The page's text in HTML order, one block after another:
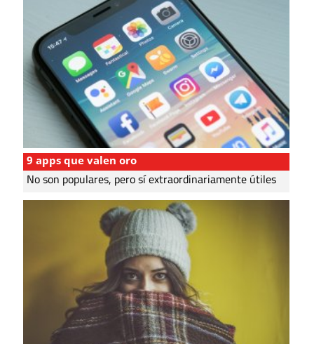
9 apps que valen oro
No son populares, pero sí extraordinariamente útiles